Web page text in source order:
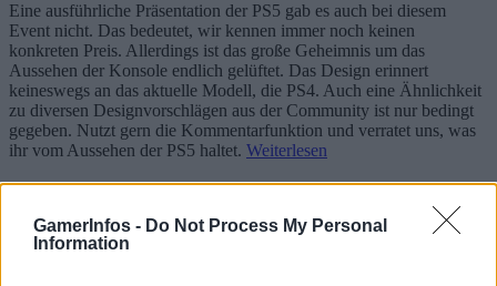
GamerInfos - Do Not Process My Personal
Information
Eine ausführliche Präsentation der PS5 gab es auch bei diesem
Event nicht. Das bedeutet, wir kennen immer noch keinen
konkreten Preis. Allerdings ist das große Geheimnis um das
Aussehen der Konsole endlich gelüftet. Das Design erinnert
keineswegs an das aktuelle Modell, die PS4. Auch eine Ähnlichkeit
zu diversen Designvorschlägen aus der Community ist nur bedingt
gegeben. Nutzt gern die Kommentarfunktion und verratet uns, was
ihr vom Aussehen der PS5 haltet. Weiterlesen
PlayStation 5 – Memes, Memes und noch mehr Memes